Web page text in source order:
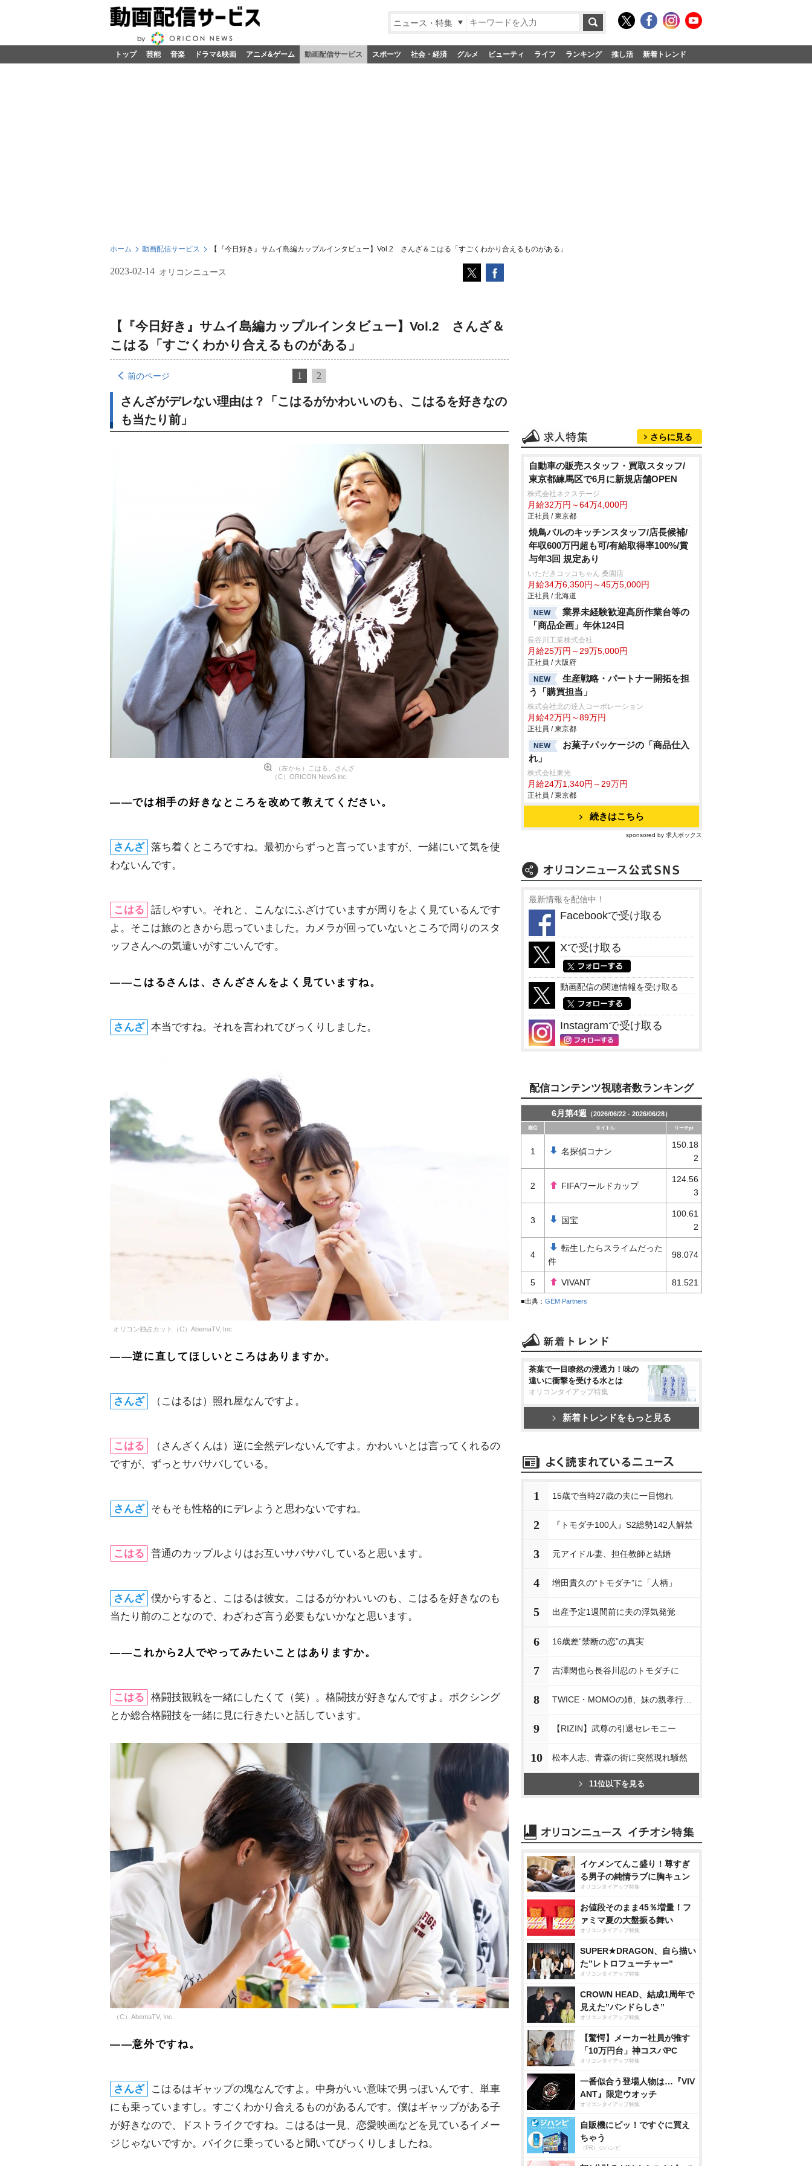
ニュース・特集
トップ 芸能 音楽 ドラマ&映画 アニメ&ゲーム 動画配信サービス スポーツ 社会・経済 グルメ ビューティ ライフ ランキング 推し活 新着トレンド
ホーム 動画配信サービス 【『今日好き』サムイ島編カップルインタビュー】Vol.2 さんざ＆こはる「すごくわかり合えるものがある」
2023-02-14 オリコンニュース
【『今日好き』サムイ島編カップルインタビュー】Vol.2 さんざ＆
こはる「すごくわかり合えるものがある」
前のページ 1 2
さんざがデレない理由は？「こはるがかわいいのも、こはるを好きなの
も当たり前」
（左から）こはる、さんざ
（C）ORICON NewS inc.
――では相手の好きなところを改めて教えてください。
さんざ 落ち着くところですね。最初からずっと言っていますが、一緒にいて気を使
わないんです。
こはる
話しやすい。それと、こんなにふざけていますが周りをよく見ているんです
よ。そこは旅のときから思っていました。カメラが回っていないところで周りのスタ
ッフさんへの気遣いがすごいんです。
――こはるさんは、さんざさんをよく見ていますね。
さんざ 本当ですね。それを言われてびっくりしました。
オリコン独占カット（C）AbemaTV, Inc.
――逆に直してほしいところはありますか。
さんざ （こはるは）照れ屋なんですよ。
こはる
（さんざくんは）逆に全然デレないんですよ。かわいいとは言ってくれるの
ですが、ずっとサバサバしている。
さんざ そもそも性格的にデレようと思わないですね。
こはる 普通のカップルよりはお互いサバサバしていると思います。
さんざ 僕からすると、こはるは彼女。こはるがかわいいのも、こはるを好きなのも
当たり前のことなので、わざわざ言う必要もないかなと思います。
――これから2人でやってみたいことはありますか。
こはる
格闘技観戦を一緒にしたくて（笑）。格闘技が好きなんですよ。ボクシング
とか総合格闘技を一緒に見に行きたいと話しています。
（C）AbemaTV, Inc.
――意外ですね。
さんざ
こはるはギャップの塊なんですよ。中身がいい意味で男っぽいんです、単車
にも乗っていますし。すごくわかり合えるものがあるんです。僕はギャップがある子
が好きなので、ドストライクですね。こはるは一見、恋愛映画などを見ているイメー
ジじゃないですか。バイクに乗っていると聞いてびっくりしましたね。
さらに見る
自動車の販売スタッフ・買取スタッフ/
東京都練馬区で6月に新規店舗OPEN
株式会社ネクステージ
月給32万円～64万4,000円
正社員 / 東京都
焼鳥バルのキッチンスタッフ/店長候補/
年収600万円超も可/有給取得率100%/賞
与年3回 規定あり
いただきコッコちゃん 桑園店
月給34万6,350円～45万5,000円
正社員 / 北海道
NEW
業界未経験歓迎高所作業台等の
「商品企画」年休124日
長谷川工業株式会社
月給25万円～29万5,000円
正社員 / 大阪府
NEW
生産戦略・パートナー開拓を担
う「購買担当」
株式会社北の達人コーポレーション
月給42万円～89万円
正社員 / 東京都
NEW
お菓子パッケージの「商品仕入
れ」
株式会社東光
月給24万1,340円～29万円
正社員 / 東京都
続きはこちら
sponsored by 求人ボックス
最新情報を配信中！
Facebookで受け取る
Xで受け取る
動画配信の関連情報を受け取る
Instagramで受け取る
配信コンテンツ視聴者数ランキング
6月第4週 （2026/06/22 - 2026/06/28）
順位 タイトル リーチpt
1 名探偵コナン
150.18
2
2 FIFAワールドカップ
124.56
3
3 国宝
100.61
2
4
転生したらスライムだった
件
98.074
5 VIVANT 81.521
■出典： GEM Partners
茶葉で一目瞭然の浸透力！味の
違いに衝撃を受ける水とは
オリコンタイアップ特集
新着トレンドをもっと見る
1 15歳で当時27歳の夫に一目惚れ
2 『トモダチ100人』S2総勢142人解禁
3 元アイドル妻、担任教師と結婚
4 増田貴久の“トモダチ”に「人柄」
5 出産予定1週間前に夫の浮気発覚
6 16歳差“禁断の恋”の真実
7 吉澤閑也ら長谷川忍のトモダチに
8
9 【RIZIN】武尊の引退セレモニー
10 松本人志、青森の街に突然現れ騒然
11位以下を見る
イケメンてんこ盛り！尊すぎ
る男子の純情ラブに胸キュン
オリコンタイアップ特集
お値段そのまま45％増量！フ
ァミマ夏の大盤振る舞い
オリコンタイアップ特集
SUPER★DRAGON、自ら描い
た”レトロフューチャー”
オリコンタイアップ特集
CROWN HEAD、結成1周年で
見えた”バンドらしさ”
オリコンタイアップ特集
【驚愕】メーカー社員が推す
「10万円台」神コスパPC
オリコンタイアップ特集
一番似合う登場人物は…『VIV
ANT』限定ウオッチ
オリコンタイアップ特集
自販機にピッ！ですぐに買え
ちゃう
（PR）ジハンピ